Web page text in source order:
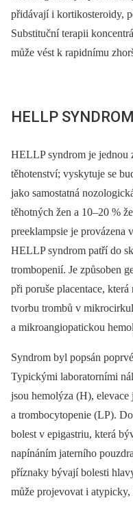
přidávají i kortikosteroidy,
Substituční terapii
může vést k rapidnímu
HELLP SYNDROM
HELLP syndrom je jednou
těhotenství; vyskytuje se
jako samostatná
těhotných žen a 10–20 %
preeklampsie je provázena
HELLP syndrom patří do
trombopenií. Je způsoben
při poruše placentace,
tvorbu trombů v
a mikroangiopatickou
Syndrom byl popsán
Typickými laboratorními
jsou hemolýza (H),
a trombocytopenie (LP).
bolest v epigastriu, která
napínáním jaterního
příznaky bývají bolesti
může projevovat i atypicky,